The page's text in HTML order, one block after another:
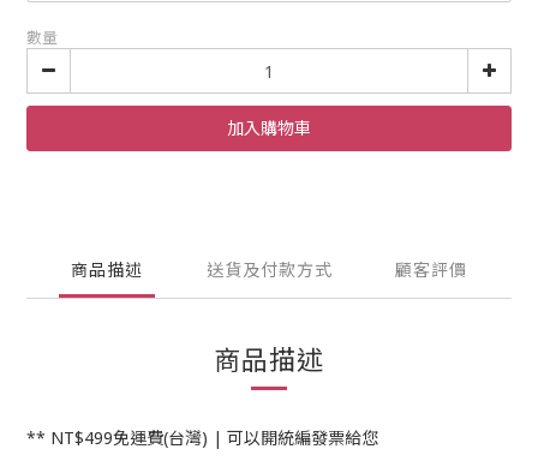
數量
加入購物車
商品描述 送貨及付款方式 顧客評價
商品描述
** NT$499免運費(台灣) | 可以開統編發票給您